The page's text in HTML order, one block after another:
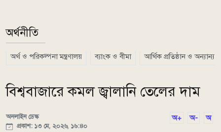
অর্থনীতি
অর্থ ও পরিকল্পনা মন্ত্রণালয় ব্যাংক ও বীমা আর্থিক প্রতিষ্ঠান ও অন্যান্য
বিশ্ববাজারে কমল জ্বালানি তেলের দাম
অনলাইন ডেস্ক
প্রকাশ: ১৩ মে, ২০২৬, ১৬:৪০
অ+ অ- অ